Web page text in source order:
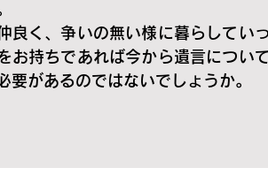
良く、争いの無い様に暮らしてい
お持ちであれば今から遺言につい
要があるのではないでしょうか。